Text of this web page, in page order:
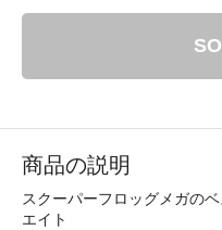
商品の説明
スクーパーフロッグメガの
エイト